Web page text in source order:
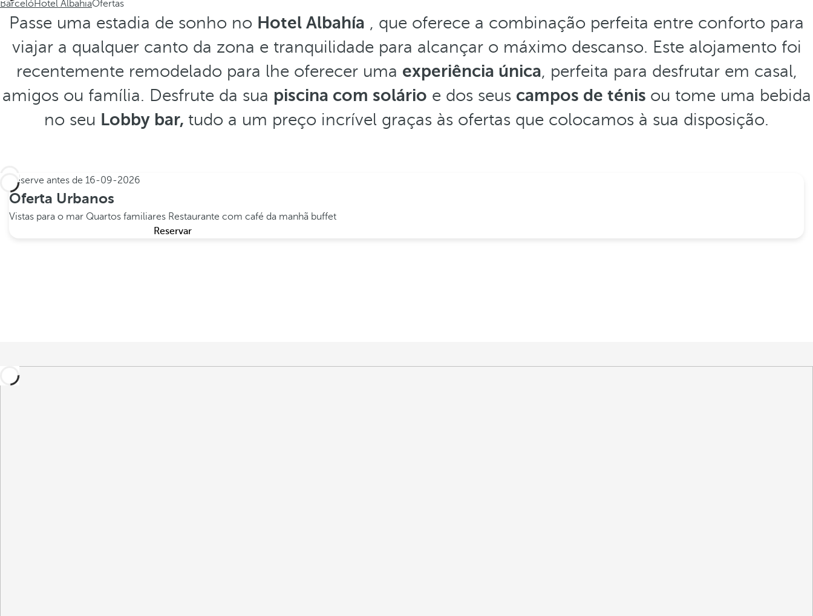
BarcelóHotel AlbahiaOfertas
Passe uma estadia de sonho no Hotel Albahía , que oferece a combinação perfeita entre conforto para
viajar a qualquer canto da zona e tranquilidade para alcançar o máximo descanso. Este alojamento foi
recentemente remodelado para lhe oferecer uma experiência única, perfeita para desfrutar em casal,
amigos ou família. Desfrute da sua piscina com solário e dos seus campos de ténis ou tome uma bebida
no seu Lobby bar, tudo a um preço incrível graças às ofertas que colocamos à sua disposição.
Reserve antes de 16-09-2026
Oferta Urbanos
Vistas para o mar Quartos familiares Restaurante com café da manhã buffet
Reservar